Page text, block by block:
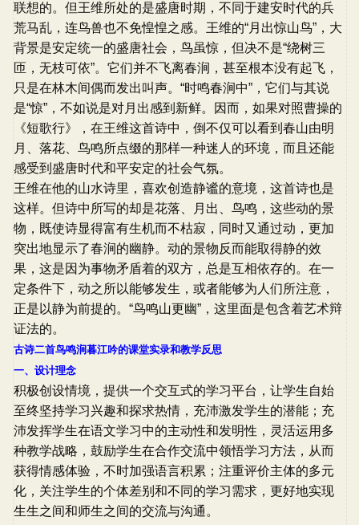
联想的。但王维所处的是盛唐时期，不同于建安时代的兵
荒马乱，连鸟兽也不免惶惶之感。王维的“月出惊山鸟”，大
背景是安定统一的盛唐社会，鸟虽惊，但决不是“绕树三
匝，无枝可依”。它们并不飞离春涧，甚至根本没有起飞，
只是在林木间偶而发出叫声。“时鸣春涧中”，它们与其说
是“惊”，不如说是对月出感到新鲜。因而，如果对照曹操的
《短歌行》，在王维这首诗中，倒不仅可以看到春山由明
月、落花、鸟鸣所点缀的那样一种迷人的环境，而且还能
感受到盛唐时代和平安定的社会气氛。
王维在他的山水诗里，喜欢创造静谧的意境，这首诗也是
这样。但诗中所写的却是花落、月出、鸟鸣，这些动的景
物，既使诗显得富有生机而不枯寂，同时又通过动，更加
突出地显示了春涧的幽静。动的景物反而能取得静的效
果，这是因为事物矛盾着的双方，总是互相依存的。在一
定条件下，动之所以能够发生，或者能够为人们所注意，
正是以静为前提的。“鸟鸣山更幽”，这里面是包含着艺术辩
证法的。
古诗二首鸟鸣涧暮江吟的课堂实录和教学反思
一、设计理念
积极创设情境，提供一个交互式的学习平台，让学生自始
至终坚持学习兴趣和探求热情，充沛激发学生的潜能；充
沛发挥学生在语文学习中的主动性和发明性，灵活运用多
种教学战略，鼓励学生在合作交流中领悟学习方法，从而
获得情感体验，不时加强语言积累；注重评价主体的多元
化，关注学生的个体差别和不同的学习需求，更好地实现
生生之间和师生之间的交流与沟通。